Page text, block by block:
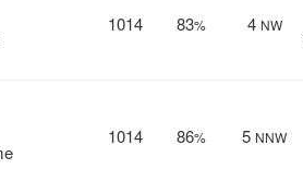
1014 83% 4 NW
1014 86% 5 NNW